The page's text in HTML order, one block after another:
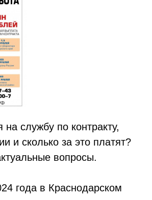
на службу по контракту,
и сколько за это платят?
вопросы.
года в Краснодарском